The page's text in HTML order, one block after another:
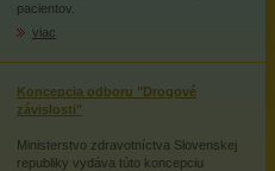
pacientov.
viac
Koncepcia odboru "Drogové
závislosti"
Ministerstvo zdravotníctva Slovenskej
republiky vydáva túto koncepciu